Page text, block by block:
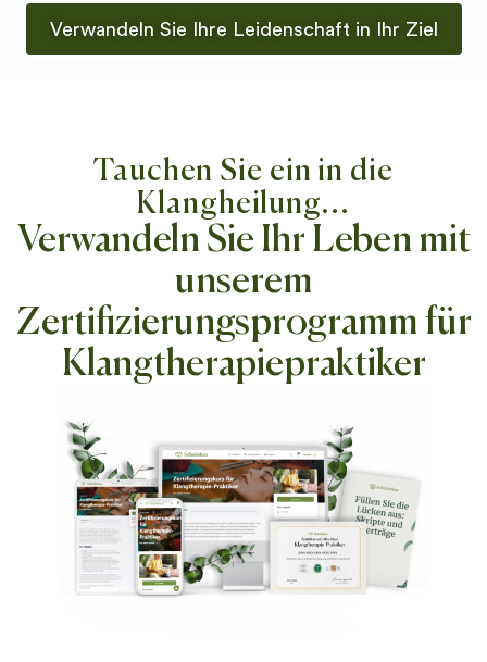
Verwandeln Sie Ihre Leidenschaft in Ihr Ziel
Tauchen Sie ein in die
Klangheilung...
Verwandeln Sie Ihr Leben mit
unserem
Zertifizierungsprogramm für
Klangtherapiepraktiker